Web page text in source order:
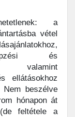
a
vétel
és
valamint
ellátásokhoz
beszélve
hónapon át
feltétele a